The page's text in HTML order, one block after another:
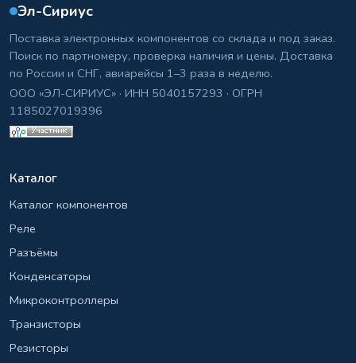
Эл-Сириус
Поставка электронных компонентов со склада и под заказ.
Поиск по партномеру, проверка наличия и цены. Доставка
по России и СНГ, авиарейсы 1–3 раза в неделю.
ООО «ЭЛ-СИРИУС» · ИНН 5040157293 · ОГРН
1185027019396
Каталог
Каталог компонентов
Реле
Разъёмы
Конденсаторы
Микроконтроллеры
Транзисторы
Резисторы